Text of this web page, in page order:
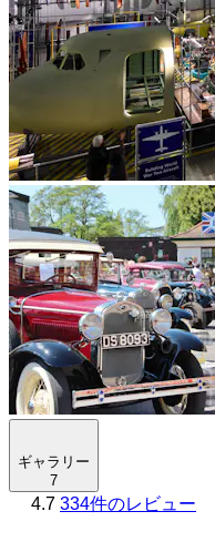
ギャラリー
7
4.7 334件のレビュー